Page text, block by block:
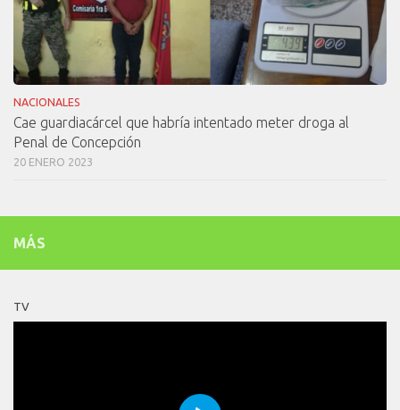
NACIONALES
Cae guardiacárcel que habría intentado meter droga al
Penal de Concepción
20 ENERO 2023
MÁS
TV